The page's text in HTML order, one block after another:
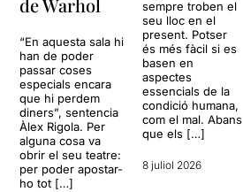
de Warhol
“En aquesta sala hi
han de poder
passar coses
especials encara
que hi perdem
diners”, sentencia
Àlex Rigola. Per
alguna cosa va
obrir el seu teatre:
per poder apostar-
ho tot […]
sempre troben el
seu lloc en el
present. Potser
és més fàcil si es
basen en
aspectes
essencials de la
condició humana,
com el mal. Abans
que els […]
8 juliol 2026